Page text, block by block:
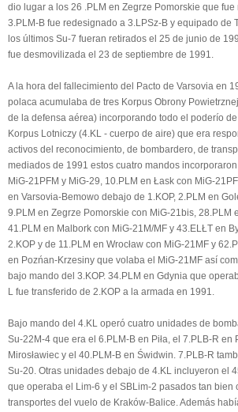
dio lugar a los 26 .PLM en Zegrze Pomorskie que fue
3.PLM-B fue redesignado a 3.LPSz-B y equipado de
los últimos Su-7 fueran retirados el 25 de junio de
fue desmovilizada el 23 de septiembre de 1991.
A la hora del fallecimiento del Pacto de Varsovia en
polaca acumulaba de tres Korpus Obrony
de la defensa aérea) incorporando todo el poderío
Korpus Lotniczy (4.KL - cuerpo de aire) que era
activos del reconocimiento, de bombardero, de
mediados de 1991 estos cuatro mandos
MiG-21PFM y MiG-29, 10.PLM en Łask con MiG-
en Varsovia-Bemowo debajo de 1.KOP, 2.PLM en
9.PLM en Zegrze Pomorskie con MiG-21bis, 28.PLM
41.PLM en Malbork con MiG-21M/MF y 43.ELŁT en
2.KOP y de 11.PLM en Wrocław con MiG-21MF y
en Pozńan-Krzesiny que volaba el MiG-21MF así
bajo mando del 3.KOP. 34.PLM en Gdynia que
L fue transferido de 2.KOP a la armada en 1991.
Bajo mando del 4.KL operó cuatro unidades de
Su-22M-4 que era el 6.PLM-B en Piła, el 7.PLB-R en
Mirosławiec y el 40.PLM-B en Świdwin. 7.PLB-R
Su-20. Otras unidades debajo de 4.KL incluyeron el
que operaba el Lim-6 y el SBLim-2 pasados tan bien
transportes del vuelo de Kraków-Balice. Además